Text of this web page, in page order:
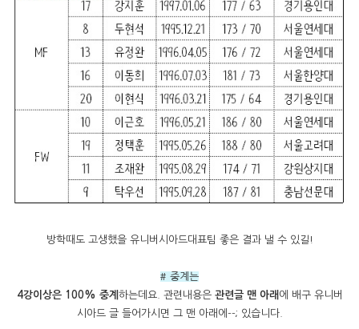
방학때도 고생했을 유니버시아드대표팀 좋은 결과 낼 수 있길!
# 중계는
4강이상은 100% 중계 하는데요. 관련내용은 관련글 맨 아래 에 배구 유니버
시아드 글 들어가시면 그 맨 아래에--; 있습니다.